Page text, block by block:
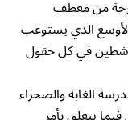
من معطف
الأوسع الذي يستوعب
في كل حقول
الغابة والصحراء